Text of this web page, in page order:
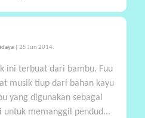
| 25 Jun 2014.
ini terbuat dari bambu. Fuu
musik tiup dari bahan kayu
yang digunakan sebagai
untuk memanggil pendud...